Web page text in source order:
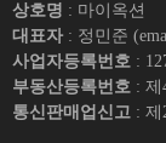
상호명 : 마이옥션
대표자 : 정민준
사업자등록번호 :
부동산등록번호 : 제
통신판매업신고 : 제